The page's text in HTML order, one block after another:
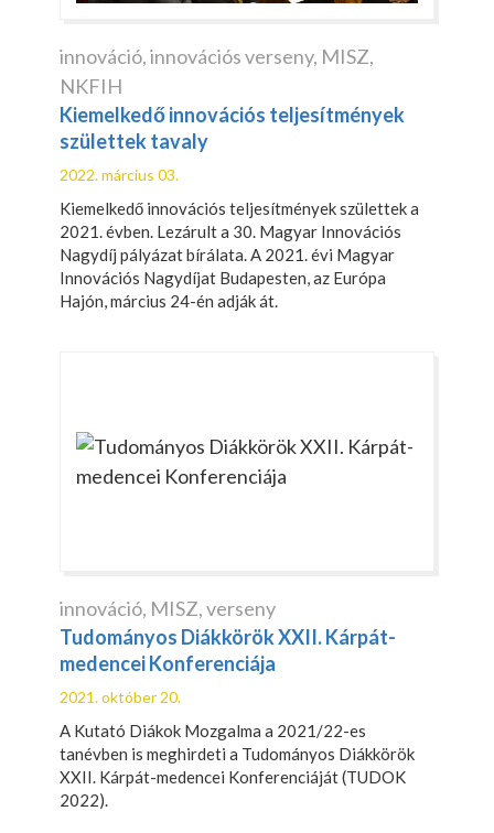
innováció,innovációs verseny, MISZ,
NKFIH
Kiemelkedő innovációs teljesítmények
születtek tavaly
2022. március 03.
Kiemelkedő innovációs teljesítmények születtek a
2021. évben. Lezárult a 30. Magyar Innovációs
Nagydíj pályázat bírálata. A 2021. évi Magyar
Innovációs Nagydíjat Budapesten, az Európa
Hajón, március 24-én adják át.
innováció, MISZ,verseny
Tudományos Diákkörök XXII. Kárpát-
medencei Konferenciája
2021. október 20.
A Kutató Diákok Mozgalma a 2021/22-es
tanévben is meghirdeti a Tudományos Diákkörök
XXII. Kárpát-medencei Konferenciáját (TUDOK
2022).